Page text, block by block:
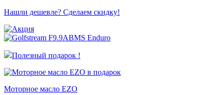
Нашли дешевле? Сделаем скидку!
Полезный подарок !
Моторное масло EZO